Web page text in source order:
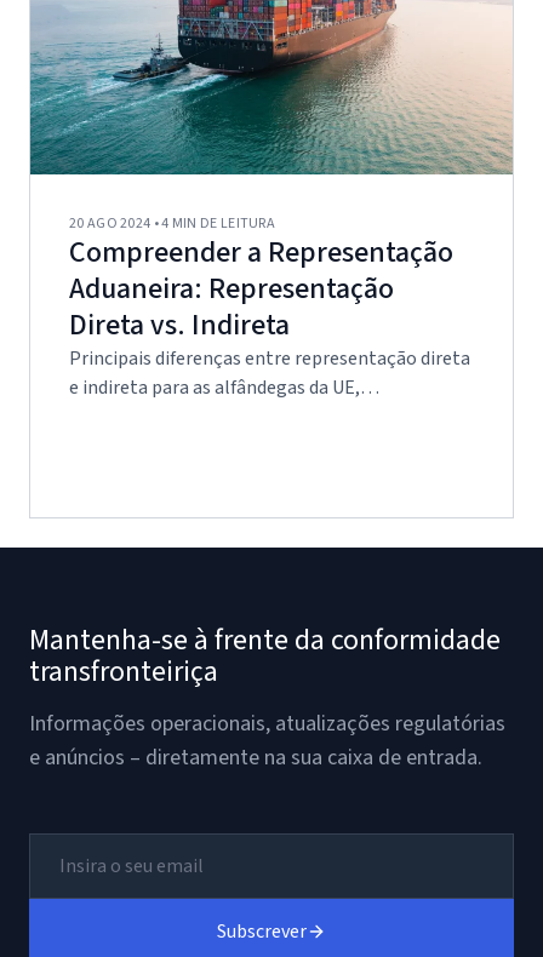
20 AGO 2024 • 4 MIN DE LEITURA
Compreender a Representação
Aduaneira: Representação
Direta vs. Indireta
Principais diferenças entre representação direta
e indireta para as alfândegas da UE,…
Mantenha-se à frente da conformidade
transfronteiriça
Informações operacionais, atualizações regulatórias
e anúncios – diretamente na sua caixa de entrada.
Subscrever